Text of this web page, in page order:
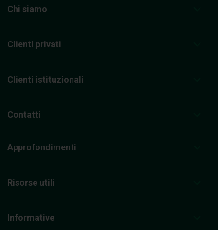
Chi siamo
Clienti privati
Clienti istituzionali
Contatti
Approfondimenti
Risorse utili
Informative